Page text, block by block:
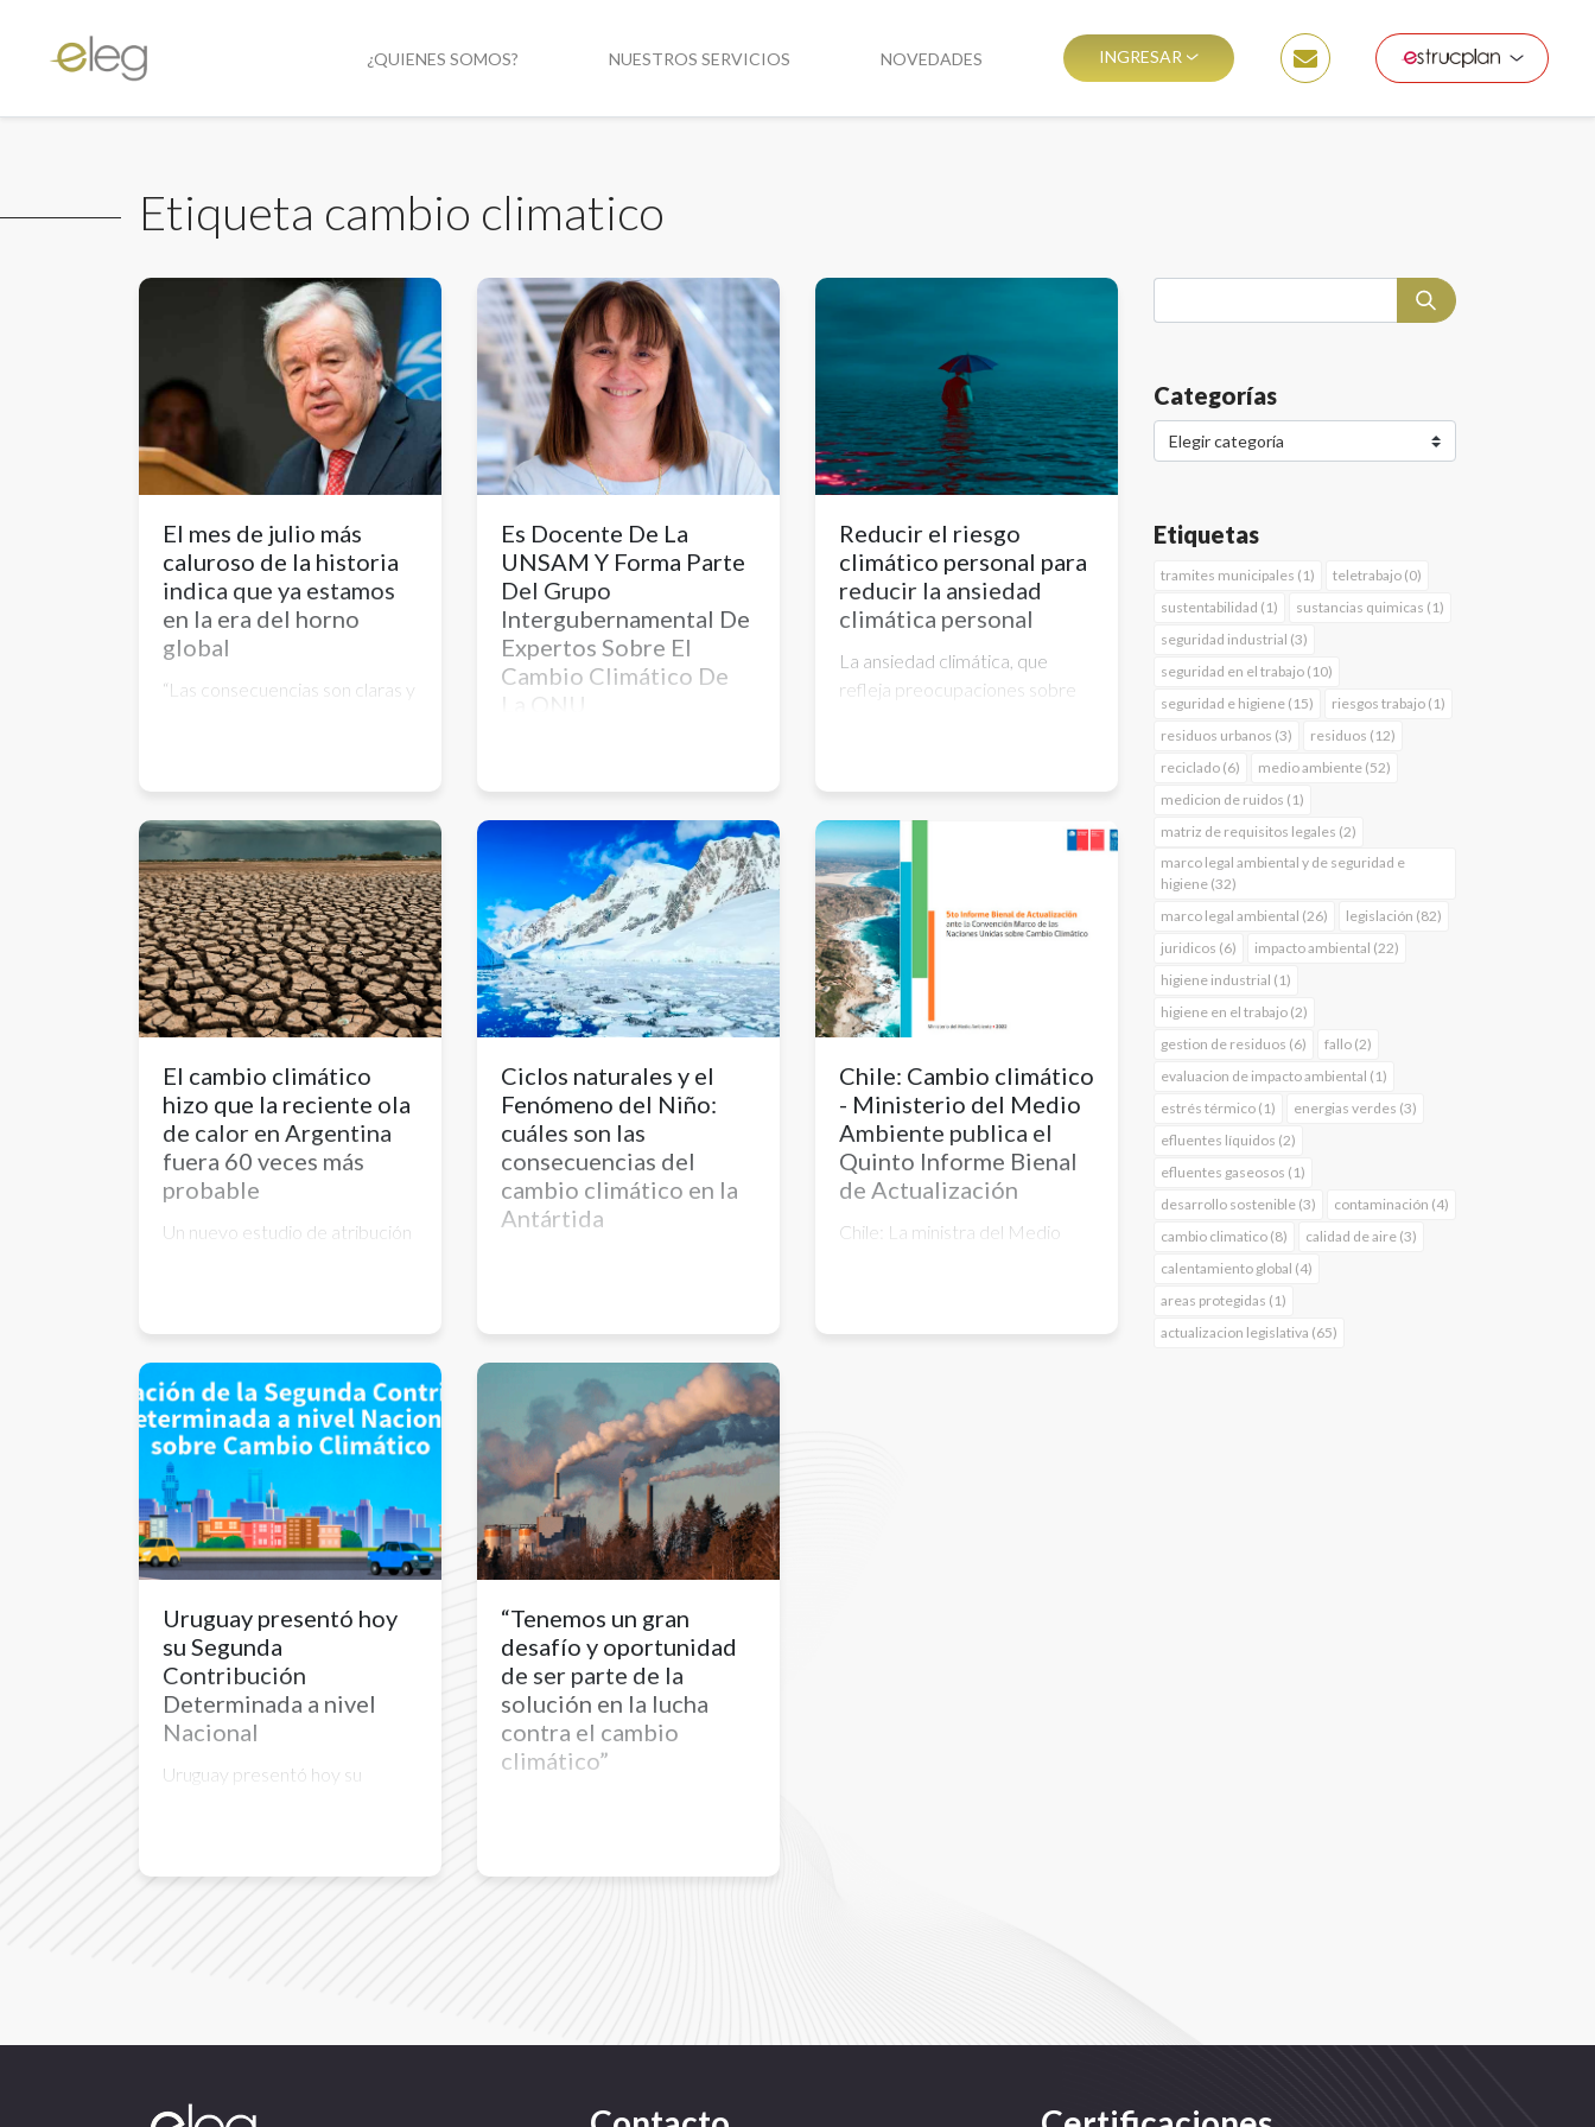
¿QUIENES SOMOS? NUESTROS SERVICIOS NOVEDADES INGRESAR
Etiqueta cambio climatico
El mes de julio más
caluroso de la historia
indica que ya estamos
en la era del horno
global
“Las consecuencias son claras y
temperatura si actuamos
ahora, no hay más tiempo para
excusas, subraya.
Es Docente De La
UNSAM Y Forma Parte
Del Grupo
Intergubernamental De
Expertos Sobre El
Cambio Climático De
La ONU
Sostenibilidad y de la Comisión
Nacional de Energía Atómica,
fue electa por el ente
internacional de la ONU como
representante de Sudamérica.
“La emisión global de gases de
efecto invernadero es una de
las principale...
Reducir el riesgo
climático personal para
reducir la ansiedad
climática personal
La ansiedad climática, que
refleja preocupaciones sobre
climáticos específicos
individuales podrían ser una
forma de reducir la ansiedad
climática personal.
El cambio climático
hizo que la reciente ola
de calor en Argentina
fuera 60 veces más
probable
Un nuevo estudio de atribución
a causa del cambio climático
Ciclos naturales y el
Fenómeno del Niño:
cuáles son las
consecuencias del
cambio climático en la
Antártida
derretir los hielos del
continente antártico. La
explicación de los especialistas
a Infobae
Chile: Cambio climático
- Ministerio del Medio
Ambiente publica el
Quinto Informe Bienal
de Actualización
Chile: La ministra del Medio
Uruguay presentó hoy
su Segunda
Contribución
Determinada a nivel
Nacional
Uruguay presentó hoy su
2030, en este documento
“Tenemos un gran
desafío y oportunidad
de ser parte de la
solución en la lucha
contra el cambio
climático”
enfrentado jamás la humanidad
Categorías
Etiquetas
tramites municipales (1)
teletrabajo (0)
sustentabilidad (1)
sustancias quimicas (1)
seguridad industrial (3)
seguridad en el trabajo (10)
seguridad e higiene (15)
riesgos trabajo (1)
residuos urbanos (3)
residuos (12)
reciclado (6)
medio ambiente (52)
medicion de ruidos (1)
matriz de requisitos legales (2)
marco legal ambiental y de seguridad e
higiene (32)
marco legal ambiental (26)
legislación (82)
juridicos (6)
impacto ambiental (22)
higiene industrial (1)
higiene en el trabajo (2)
gestion de residuos (6)
fallo (2)
evaluacion de impacto ambiental (1)
estrés térmico (1)
energias verdes (3)
efluentes líquidos (2)
efluentes gaseosos (1)
desarrollo sostenible (3)
contaminación (4)
cambio climatico (8)
calidad de aire (3)
calentamiento global (4)
areas protegidas (1)
actualizacion legislativa (65)